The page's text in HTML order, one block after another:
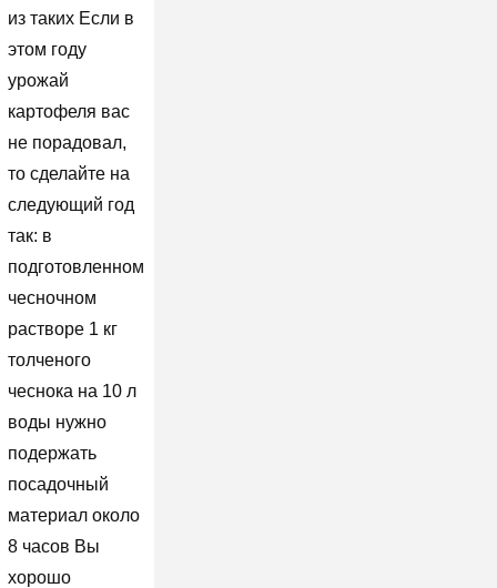
из таких Если в
этом году
урожай
картофеля вас
не порадовал,
то сделайте на
следующий год
так: в
подготовленном
чесночном
растворе 1 кг
толченого
чеснока на 10 л
воды нужно
подержать
посадочный
материал около
8 часов Вы
хорошо